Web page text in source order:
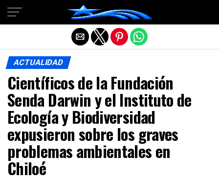
ACTUALIDAD
Científicos de la Fundación
Senda Darwin y el Instituto de
Ecología y Biodiversidad
expusieron sobre los graves
problemas ambientales en
Chiloé
Salir de la versión móvil